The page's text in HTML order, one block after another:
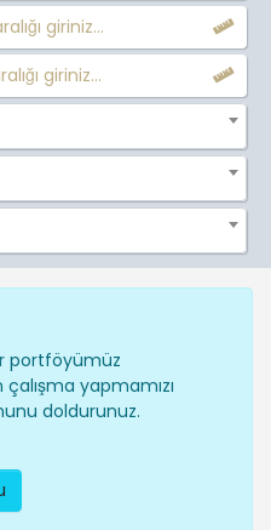
giriniz...
giriniz...
portföyümüz
yapmamızı
doldurunuz.